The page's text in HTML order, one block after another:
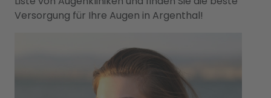
Versorgung für Ihre Augen in Argenthal!